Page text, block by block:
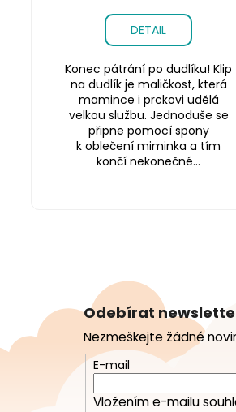
DETAIL
Konec pátrání po dudlíku! Klip
na dudlík je maličkost, která
mamince i prckovi udělá
velkou službu. Jednoduše se
připne pomocí spony
k oblečení miminka a tím
končí nekonečné...
a
Odebírat
Nezmeškejte žádné
E-mail
Vložením e-mailu